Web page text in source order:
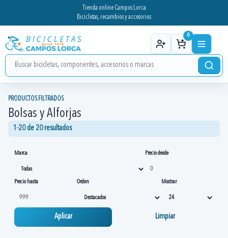
Tienda online Campos Lorca
Bicicletas, recambios y accesorios
0
PRODUCTOS FILTRADOS
Bolsas y Alforjas
1-20 de 20 resultados
Marca Precio desde
Precio hasta Orden Mostrar
Aplicar Limpiar